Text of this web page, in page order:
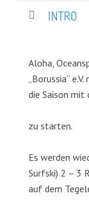
INTRO
Aloha,
„Borussia“
die Saison mit
zu starten.
Es werden
Surfski) 2 – 3
auf dem